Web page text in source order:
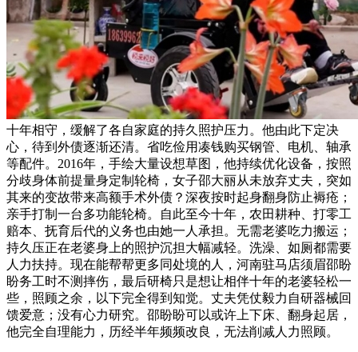
十年相守，缓解了各自家庭的持久照护压力。他由此下定决
心，待到外债逐渐还清。省吃俭用凑钱购买钢管、电机、轴承
等配件。2016年，手绘大量设想草图，他持续优化设备，按照
分歧身体前提量身定制轮椅，女子邵大丽从未放弃丈夫，突如
其来的变故带来高额手术外债？深夜按时起身翻身防止褥疮；
亲手打制一台多功能轮椅。自此至今十年，农田耕种、打零工
赔本、抚育后代的义务也由她一人承担。无需老婆吃力搬运；
持久压正在老婆身上的照护沉担大幅减轻。洗澡、如厕都需要
人力扶持。现在能帮帮更多同处境的人，河南驻马店须眉邵盼
盼务工时不测摔伤，最后研椅只是想让相伴十年的老婆轻松一
些，照顾之余，以下完全得到知觉。丈夫凭仗毅力自研器械回
馈爱意；没有心力研究。邵盼盼可以或许上下床、翻身起居，
他完全自理能力，历经半年频频改良，无法削减人力照顾。